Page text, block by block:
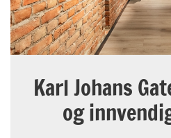
Karl Johans
og